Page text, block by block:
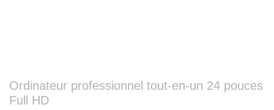
Ordinateur professionnel tout-en-un 24 pouces
Full HD